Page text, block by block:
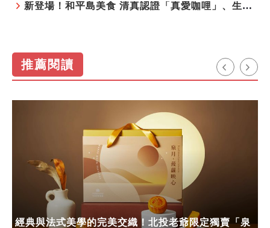
新登場！和平島美食 清真認證「真愛咖哩」、生態飲食「禾口丘」
推薦閱讀
經典與法式美學的完美交織！北投老爺限定獨賣「泉